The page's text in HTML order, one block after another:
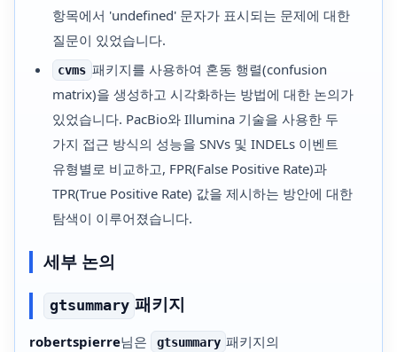
항목에서 'undefined' 문자가 표시되는 문제에 대한
질문이 있었습니다.
cvms 패키지를 사용하여 혼동 행렬(confusion
matrix)을 생성하고 시각화하는 방법에 대한 논의가
있었습니다. PacBio와 Illumina 기술을 사용한 두
가지 접근 방식의 성능을 SNVs 및 INDELs 이벤트
유형별로 비교하고, FPR(False Positive Rate)과
TPR(True Positive Rate) 값을 제시하는 방안에 대한
탐색이 이루어졌습니다.
세부 논의
gtsummary 패키지
robertspierre님은 gtsummary 패키지의